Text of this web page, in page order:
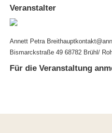
Veranstalter
Annett Petra Breithaupt
Bismarckstraße 49 68782 Brühl/
Für die Veranstaltung